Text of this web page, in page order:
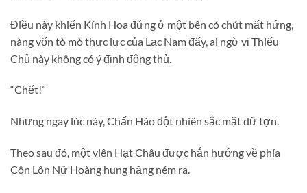
Điều này khiến Kính Hoa đứng ở một bên có chút mất hứng,
nàng vốn tò mò thực lực của Lạc Nam đấy, ai ngờ vị Thiếu
Chủ này không có ý định động thủ.
“Chết!”
Nhưng ngay lúc này, Chấn Hào đột nhiên sắc mặt dữ tợn.
Theo sau đó, một viên Hạt Châu được hắn hướng về phía
Côn Lôn Nữ Hoàng hung hăng ném ra.